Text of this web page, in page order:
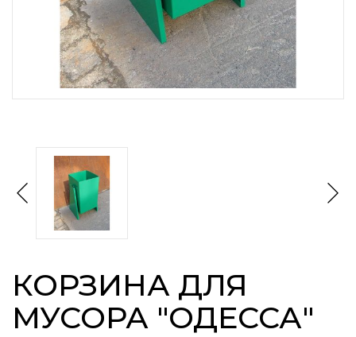
КОРЗИНА ДЛЯ
МУСОРА "ОДЕССА"